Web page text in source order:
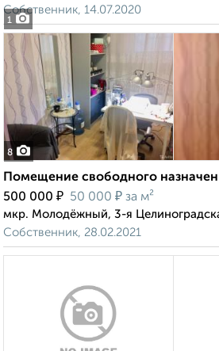
1
Собственник, 14.07.2020
8
Помещение свободного
500 000 ₽ 50 000 ₽ за м²
мкр. Молодёжный, 3-я
Собственник, 28.02.2021